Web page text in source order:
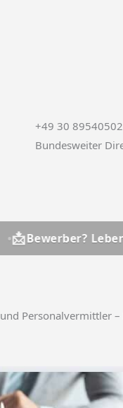
+49 30 89540502
Bundesweiter
Lebenslauf
Personalvermittler –